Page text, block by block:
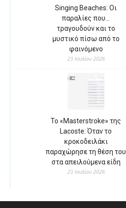
Singing Beaches: Οι
παραλίες που…
τραγουδούν και το
μυστικό πίσω από το
φαινόμενο
23 Ιουλίου 2026
Το «Masterstroke» της
Lacoste: Όταν το
κροκοδειλάκι
παραχώρησε τη θέση του
στα απειλούμενα είδη
23 Ιουλίου 2026